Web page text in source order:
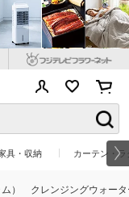
具・収納 カーテン・
ム） クレンジングウォー